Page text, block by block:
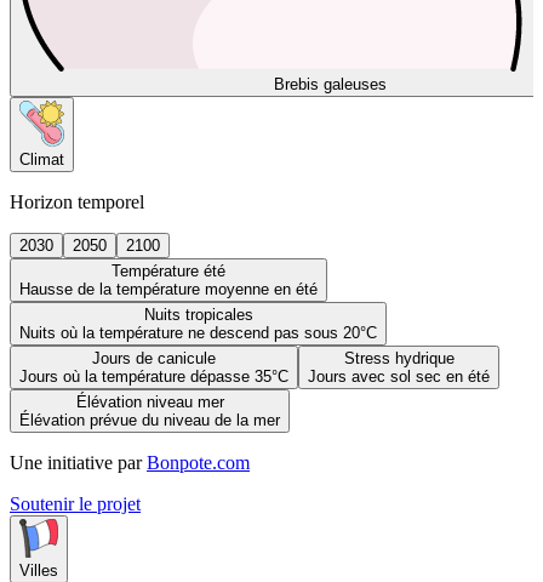
Brebis galeuses
Climat
Horizon temporel
2030 2050
2100
Température été
Hausse de la température moyenne en été
Nuits tropicales
Nuits où la température ne descend pas sous 20°C
Jours de canicule
Jours où la température dépasse 35°C
Stress hydrique
Jours avec sol sec en été
Élévation niveau mer
Élévation prévue du niveau de la mer
Une initiative par Bonpote.com
Soutenir le projet
Villes